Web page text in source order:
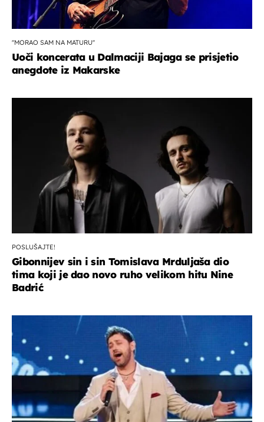
''MORAO SAM NA MATURU''
Uoči koncerata u Dalmaciji Bajaga se prisjetio
anegdote iz Makarske
POSLUŠAJTE!
Gibonnijev sin i sin Tomislava Mrduljaša dio
tima koji je dao novo ruho velikom hitu Nine
Badrić